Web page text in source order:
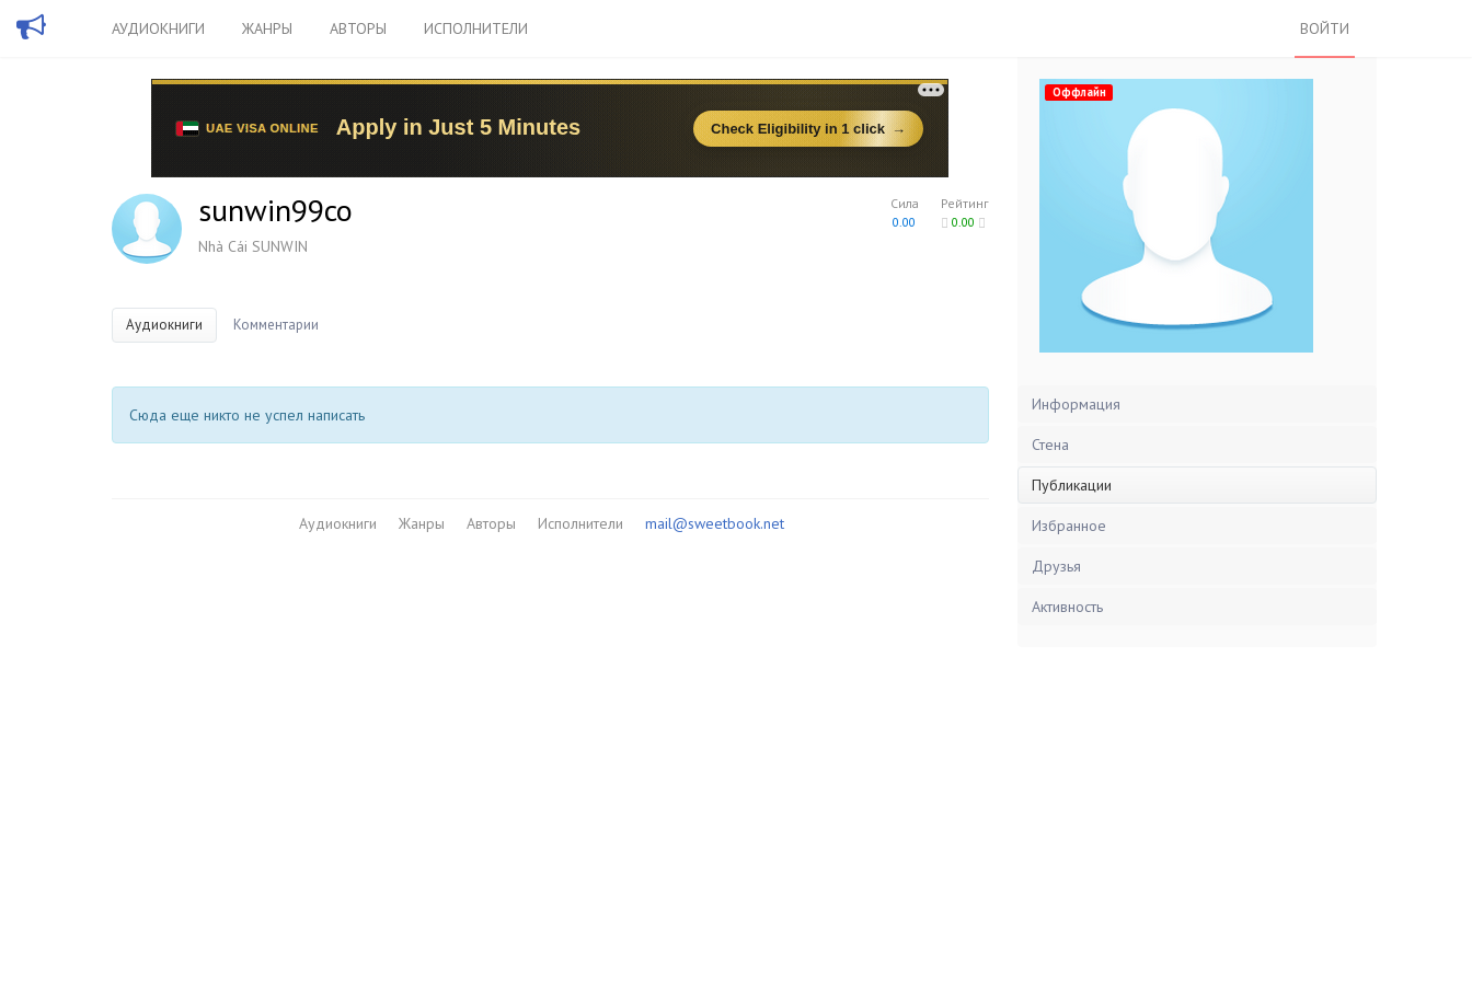
АУДИОКНИГИ ЖАНРЫ АВТОРЫ ИСПОЛНИТЕЛИ ВОЙТИ
Рейтинг
0.00
Сила
0.00
sunwin99co
Nhà Cái SUNWIN
Аудиокниги Комментарии
Сюда еще никто не успел написать
Аудиокниги Жанры Авторы Исполнители mail@sweetbook.net
Оффлайн
Информация
Стена
Публикации
Избранное
Друзья
Активность